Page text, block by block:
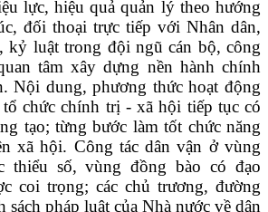
lực, hiệu quả quản lý theo hướng
đối thoại trực tiếp với Nhân dân,
kỷ luật trong đội ngũ cán bộ, công
tâm xây dựng nền hành chính
Nội dung, phương thức hoạt động
chức chính trị - xã hội tiếp tục có
tạo; từng bước làm tốt chức năng
xã hội. Công tác dân vận ở vùng
thiểu số, vùng đồng bào có đạo
coi trọng; các chủ trương, đường
pháp luật của Nhà nước về dân